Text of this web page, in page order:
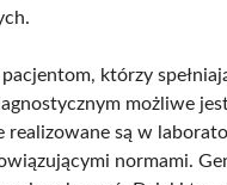
pacjentom, którzy
możliwe
realizowane są w
normami.